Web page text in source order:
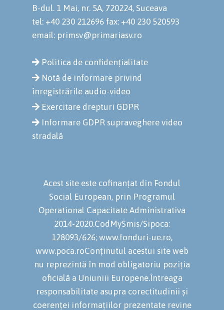
B-dul. 1 Mai, nr. 5A, 720224, Suceava
tel: +40 230 212696 fax: +40 230 520593
email: primsv@primariasv.ro
Politica de confidențialitate
Notă de informare privind
înregistrările audio-video
Exercitare drepturi GDPR
Informare GDPR supraveghere video
stradală
Acest site este cofinanțat din Fondul
Social European, prin Programul
Operational Capacitate Administrativa
2014-2020.CodMySmis/Sipoca:
128093/626; www.fonduri-ue.ro,
www.poca.roConținutul acestui site web
nu reprezintă în mod obligatoriu poziția
oficială a Uniuniii Europene.Întreaga
responsabilitate asupra corectitudinii și
coerenței informațiilor prezentate revine